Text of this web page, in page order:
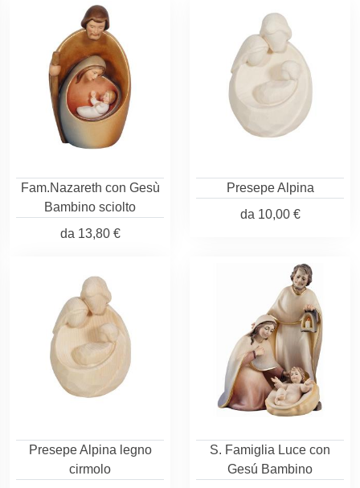
Fam.Nazareth con Gesù
Bambino sciolto
da 13,80 €
Presepe Alpina
da 10,00 €
Presepe Alpina legno
cirmolo
S. Famiglia Luce con
Gesú Bambino